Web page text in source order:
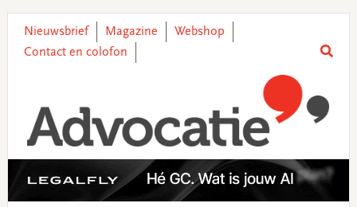
primary
main
primary
footer
Nieuwsbrief Magazine
Webshop
Contact en colofon